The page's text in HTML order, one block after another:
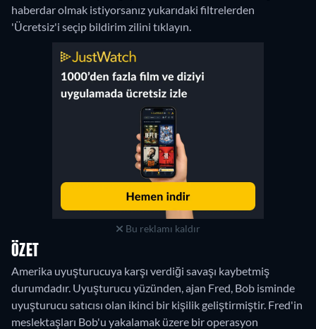
haberdar olmak istiyorsanız yukarıdaki filtrelerden
'Ücretsiz'i seçip bildirim zilini tıklayın.
Bu reklamı kaldır
ÖZET
Amerika uyuşturucuya karşı verdiği savaşı kaybetmiş
durumdadır. Uyuşturucu yüzünden, ajan Fred, Bob isminde
uyuşturucu satıcısı olan ikinci bir kişilik geliştirmiştir. Fred'in
meslektaşları Bob'u yakalamak üzere bir operasyon